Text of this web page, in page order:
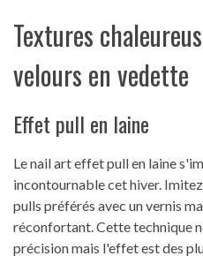
Textures
velours en vedette
Effet pull en laine
Le nail art effet pull en laine
incontournable cet hiver.
pulls préférés avec un vernis
réconfortant. Cette technique
précision mais l'effet est des